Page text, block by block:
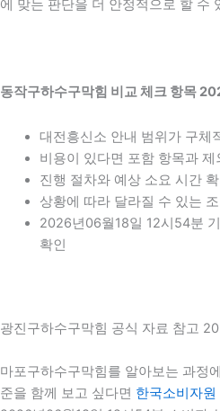
에 맞는 판단을 더 안정적으로 할 수
동작구하수구막힘 비교 체크 항목
대전흥신소 안내 범위가 구체
비용이 있다면 포함 항목과 제
진행 절차와 예상 소요 시간
상황에 따라 달라질 수 있는
2026년06월18일 12시54분
확인
광진구하수구막힘 공식 자료 참고
마포구하수구막힘를 알아보는 과정
준을 함께 보고 싶다면 한국소비자원